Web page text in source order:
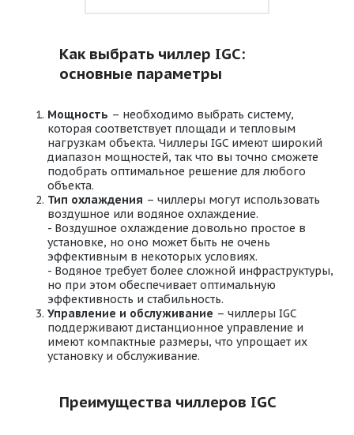
Как выбрать чиллер IGC:
основные параметры
Мощность – необходимо выбрать систему,
которая соответствует площади и тепловым
нагрузкам объекта. Чиллеры IGC имеют широкий
диапазон мощностей, так что вы точно сможете
подобрать оптимальное решение для любого
объекта.
Тип охлаждения – чиллеры могут использовать
воздушное или водяное охлаждение.
- Воздушное охлаждение довольно простое в
установке, но оно может быть не очень
эффективным в некоторых условиях.
- Водяное требует более сложной инфраструктуры,
но при этом обеспечивает оптимальную
эффективность и стабильность.
Управление и обслуживание – чиллеры IGC
поддерживают дистанционное управление и
имеют компактные размеры, что упрощает их
установку и обслуживание.
Преимущества чиллеров IGC